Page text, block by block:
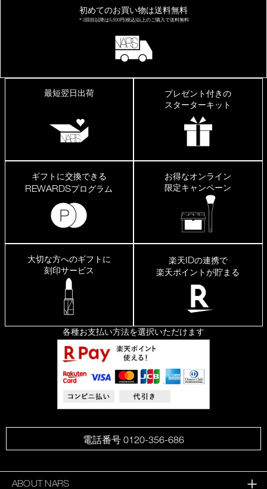
初めてのお買い物は送料無料
＊2回目以降は5,500円(税込)以上の ご購入で送料無料
最短翌日出荷
プレゼント付きの
スターターキット
ギフトに交換できる
REWARDSプログラム
お得なオンライン
限定キャンペーン
大切な方へのギフトに
刻印サービス
楽天IDの連携で
楽天ポイントが貯まる
各種お支払い方法を選択いただけます
電話番号 0120-356-686
ABOUT NARS